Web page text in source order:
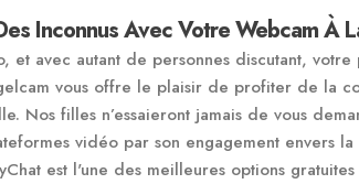
Inconnus Avec Votre Webcam À
et avec autant de personnes discutant,
vous offre le plaisir de profiter de la
Nos filles n’essaieront jamais de vous
vidéo par son engagement envers
est l'une des meilleures options